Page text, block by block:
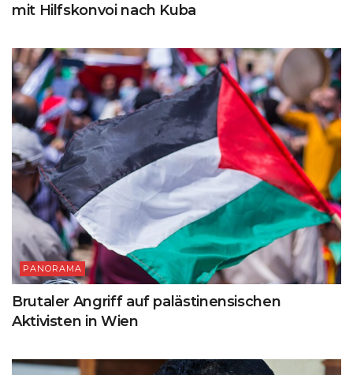
mit Hilfskonvoi nach Kuba
PANORAMA
Brutaler Angriff auf palästinensischen
Aktivisten in Wien